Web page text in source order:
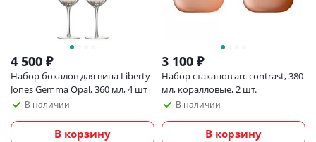
4 500 ₽
Набор бокалов для вина Liberty
Jones Gemma Opal, 360 мл, 4 шт
В наличии
В корзину
3 100 ₽
Набор стаканов arc contrast, 380
мл, коралловые, 2 шт.
В наличии
В корзину